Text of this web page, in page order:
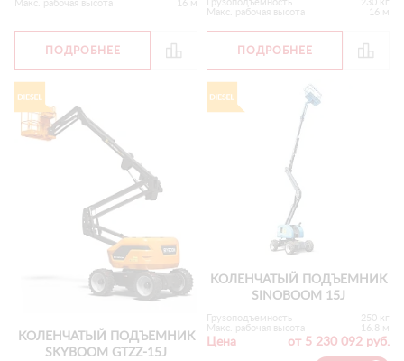
Макс. рабочая высота
16 м
ПОДРОБНЕЕ
Грузоподъемность
230 кг
Макс. рабочая высота
16 м
ПОДРОБНЕЕ
КОЛЕНЧАТЫЙ ПОДЪЕМНИК
SKYBOOM GTZZ-15J
КОЛЕНЧАТЫЙ ПОДЪЕМНИК
SINOBOOM 15J
Грузоподъемность
250 кг
Макс. рабочая высота
16.8 м
Цена от 5 230 092 руб.